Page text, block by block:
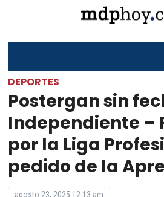
DEPORTES
Postergan sin
Independiente –
por la Liga
pedido de la
agosto 23, 2025 12:13 am